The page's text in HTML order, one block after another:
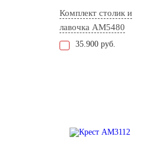
Комплект столик и
лавочка AM5480
35.900 руб.